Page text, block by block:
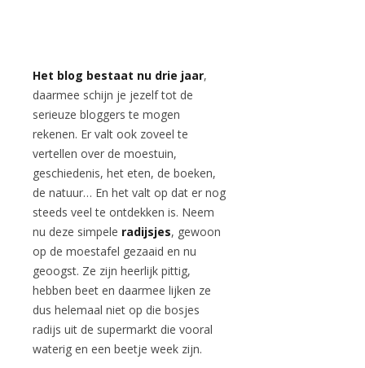
Het blog bestaat nu drie jaar,
daarmee schijn je jezelf tot de
serieuze bloggers te mogen
rekenen. Er valt ook zoveel te
vertellen over de moestuin,
geschiedenis, het eten, de boeken,
de natuur… En het valt op dat er nog
steeds veel te ontdekken is. Neem
nu deze simpele radijsjes, gewoon
op de moestafel gezaaid en nu
geoogst. Ze zijn heerlijk pittig,
hebben beet en daarmee lijken ze
dus helemaal niet op die bosjes
radijs uit de supermarkt die vooral
waterig en een beetje week zijn.